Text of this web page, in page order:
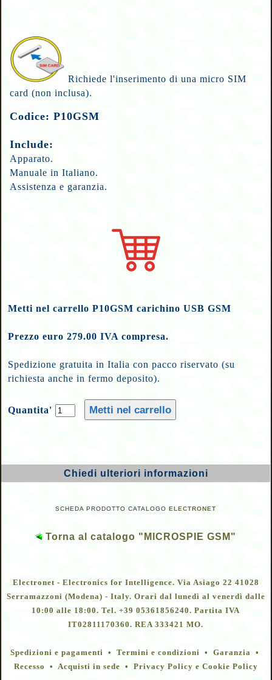
Richiede l'inserimento di una micro SIM
card (non inclusa).
Codice: P10GSM
Include:
Apparato.
Manuale in Italiano.
Assistenza e garanzia.
Metti nel carrello P10GSM carichino USB GSM
Prezzo euro 279.00 IVA compresa.
Spedizione gratuita in Italia con pacco riservato (su
richiesta anche in fermo deposito).
Quantita'
Chiedi ulteriori informazioni
SCHEDA PRODOTTO CATALOGOELECTRONET
Torna al catalogo "MICROSPIE GSM"
Electronet - Electronics for Intelligence. Via Asiago 22 41028
Serramazzoni (Modena) - Italy. Orari dal lunedì al venerdì dalle
10:00 alle 18:00. Tel. +39 05361856240. Partita IVA
IT02811170360. REA 333421 MO.
Spedizioni e pagamenti • Termini e condizioni • Garanzia •
Recesso • Acquisti in sede • Privacy Policy e Cookie Policy